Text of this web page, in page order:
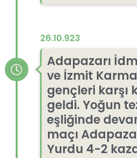
26.10.923
Adapazarı
ve İzmit Karma
gençleri karşı
geldi. Yoğun
eşliğinde
maçı
Yurdu 4-2